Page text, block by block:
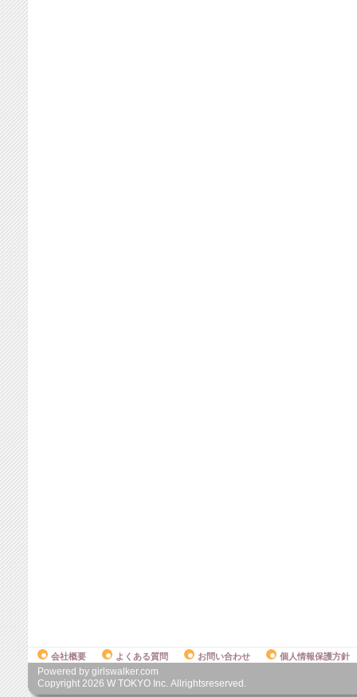
会社概要 よくある質問 お問い合わせ 個人情報保護方針
Powered by girlswalker.com
Copyright 2026 W TOKYO Inc. Allrightsreserved.